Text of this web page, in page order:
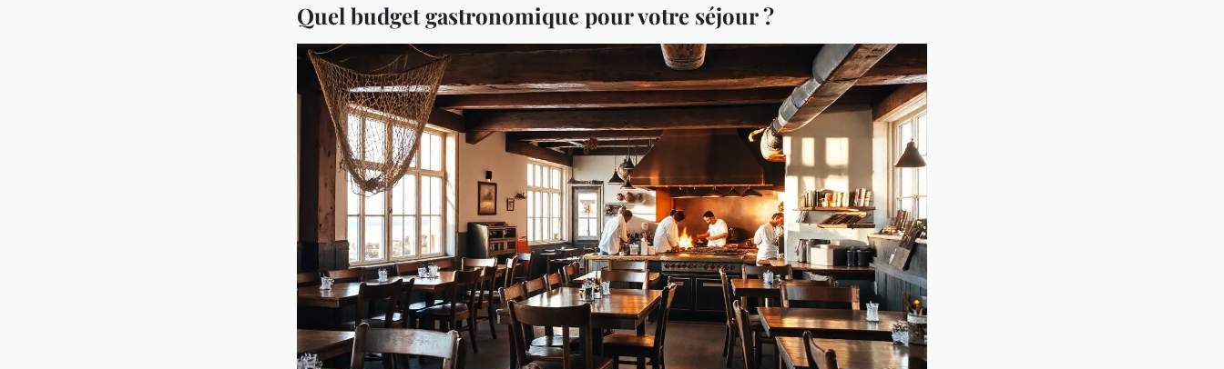
Quel budget gastronomique pour votre séjour ?